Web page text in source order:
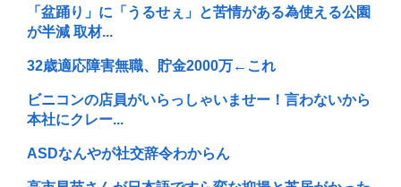
「盆踊り」に「うるせぇ」と苦情がある為使える公園
が半減 取材...
32歳適応障害無職、貯金2000万←これ
ビニコンの店員がいらっしゃいませー！言わないから
本社にクレー...
ASDなんやが社交辞令わからん